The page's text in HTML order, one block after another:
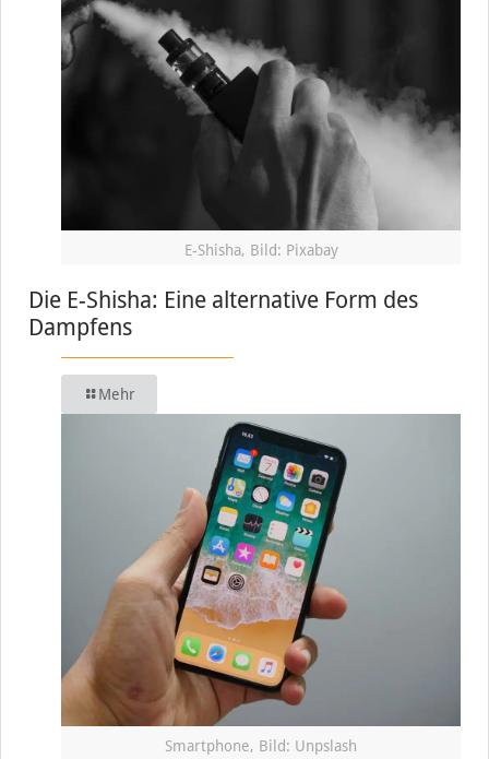
E-Shisha, Bild: Pixabay
Die E-Shisha: Eine alternative Form des
Dampfens
Mehr
Smartphone, Bild: Unpslash